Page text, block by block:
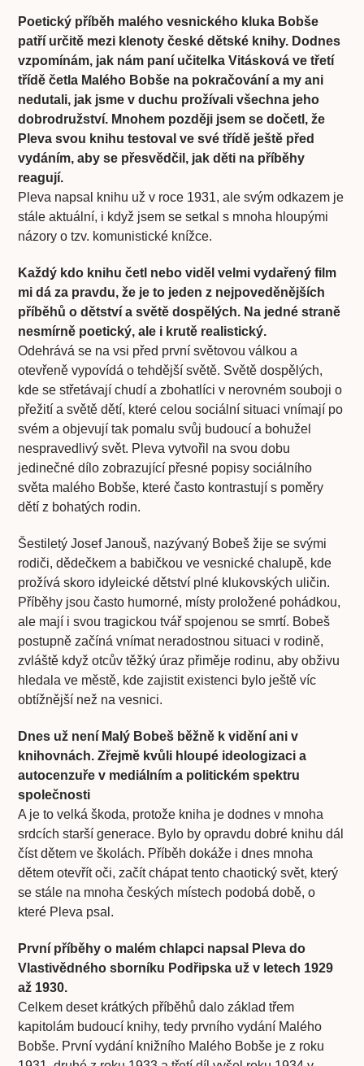
Poetický příběh malého vesnického kluka Bobše
patří určitě mezi klenoty české dětské knihy. Dodnes
vzpomínám, jak nám paní učitelka Vitáskováve třetí
tříděčetla Malého Bobše na pokračování a my ani
nedutali, jak jsme v duchu prožívali všechna jeho
dobrodružství. Mnohem později jsem se dočetl, že
Pleva svou knihu testoval ve své třídě ještě před
vydáním, aby se přesvědčil, jak děti na příběhy
reagují.
Pleva napsal knihu už v roce 1931, ale svým odkazem je
stále aktuální, i když jsem se setkal s mnoha hloupými
názory o tzv. komunistické knížce.
Každý kdo knihu četl nebo viděl velmi vydařený film
mi dá za pravdu, že je to jeden z nejpoveděnějších
příběhů o dětství a světě dospělých. Na jedné straně
nesmírně poetický, ale i krutě realistický.
Odehrává se na vsi před první světovou válkou a
otevřeně vypovídá o tehdější světě. Světě dospělých,
kde se střetávají chudí a zbohatlíci v nerovném souboji o
přežití a světě dětí, které celou sociální situaci vnímají po
svém a objevují tak pomalu svůj budoucí a bohužel
nespravedlivý svět. Pleva vytvořil na svou dobu
jedinečné dílo zobrazující přesné popisy sociálního
světa malého Bobše, které často kontrastují s poměry
dětí z bohatých rodin.
Šestiletý Josef Janouš, nazývaný Bobeš žije se svými
rodiči, dědečkem a babičkou ve vesnické chalupě, kde
prožívá skoro idyleické dětství plné klukovských uličin.
Příběhy jsou často humorné, místy proložené pohádkou,
ale mají i svou tragickou tvář spojenou se smrtí. Bobeš
postupně začíná vnímat neradostnou situaci v rodině,
zvláště když otcův těžký úraz přiměje rodinu, aby obživu
hledala ve městě, kde zajistit existenci bylo ještě víc
obtížnější než na vesnici.
Dnes už není Malý Bobeš běžně k vidění ani v
knihovnách. Zřejmě kvůli hloupé ideologizaci a
autocenzuře v mediálním a politickém spektru
společnosti
A je to velká škoda, protože kniha je dodnes v mnoha
srdcích starší generace. Bylo by opravdu dobré knihu dál
číst dětem ve školách. Příběh dokáže i dnes mnoha
dětem otevřít oči, začít chápat tento chaotický svět, který
se stále na mnoha českých místech podobá době, o
které Pleva psal.
První příběhy o malém chlapci napsal Pleva do
Vlastivědného sborníku Podřipska už v letech 1929
až 1930.
Celkem deset krátkých příběhů dalo základ třem
kapitolám budoucí knihy, tedy prvního vydání Malého
Bobše. První vydání knižního Malého Bobše je z roku